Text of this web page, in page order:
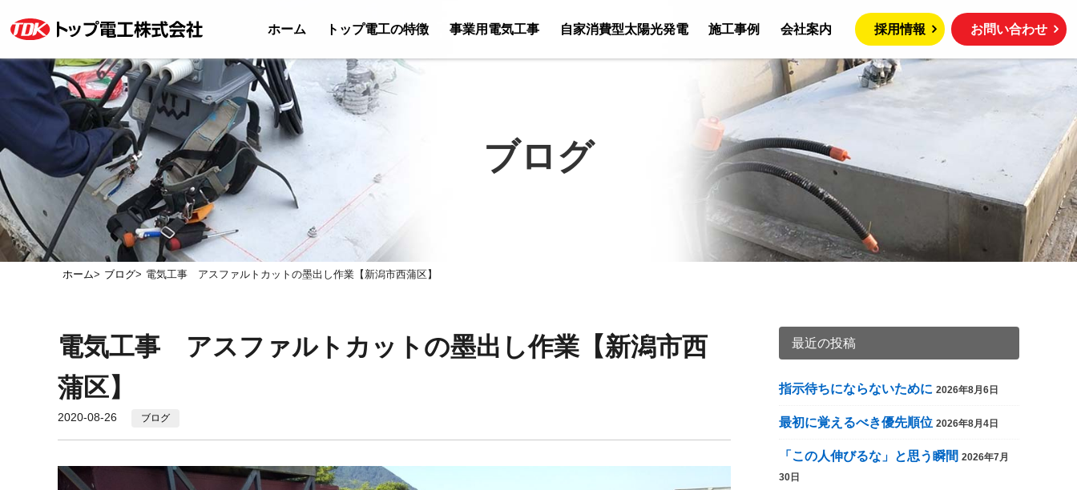
ホーム トップ電工の特徴 事業用電気工事 自家消費型太陽光発電 施工事例 会社案内 採用情報 お問い合わせ
ブログ
ホーム ブログ 電気工事 アスファルトカットの墨出し作業【新潟市西蒲区】
電気工事 アスファルトカットの墨出し作業【新潟市西
蒲区】
2020-08-26 ブログ
最近の投稿
指示待ちにならないために 2026年8月6日
最初に覚えるべき優先順位 2026年8月4日
「この人伸びるな」と思う瞬間 2026年7月
30日